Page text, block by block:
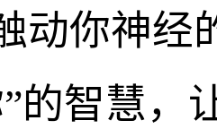
动你神经
的智慧，